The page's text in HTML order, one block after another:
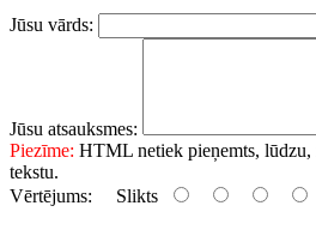
Jūsu vārds:
Jūsu atsauksmes:
Piezīme: HTML netiek pieņemts, lūdzu,
tekstu.
Vērtējums: Slikts